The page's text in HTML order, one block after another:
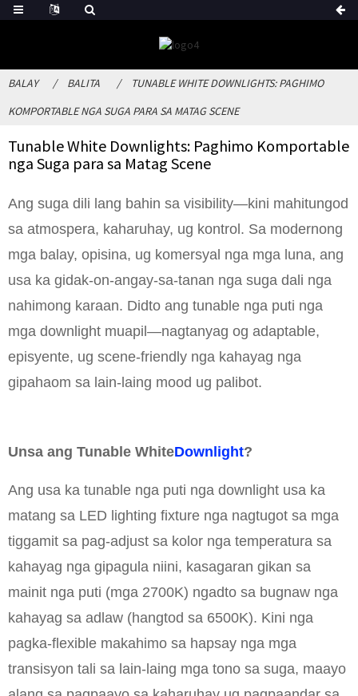
BALAY BALITA
TUNABLE WHITE DOWNLIGHTS: PAGHIMO
KOMPORTABLE NGA SUGA PARA SA MATAG SCENE
Tunable White Downlights: Paghimo Komportable
nga Suga para sa Matag Scene
Ang suga dili lang bahin sa visibility—kini mahitungod
sa atmospera, kaharuhay, ug kontrol. Sa modernong
mga balay, opisina, ug komersyal nga mga luna, ang
usa ka gidak-on-angay-sa-tanan nga suga dali nga
nahimong karaan. Didto ang tunable nga puti nga
mga downlight muapil—nagtanyag og adaptable,
episyente, ug scene-friendly nga kahayag nga
gipahaom sa lain-laing mood ug palibot.
Unsa ang Tunable WhiteDownlight?
Ang usa ka tunable nga puti nga downlight usa ka
matang sa LED lighting fixture nga nagtugot sa mga
tiggamit sa pag-adjust sa kolor nga temperatura sa
kahayag nga gipagula niini, kasagaran gikan sa
mainit nga puti (mga 2700K) ngadto sa bugnaw nga
kahayag sa adlaw (hangtod sa 6500K). Kini nga
pagka-flexible makahimo sa hapsay nga mga
transisyon tali sa lain-laing mga tono sa suga, maayo